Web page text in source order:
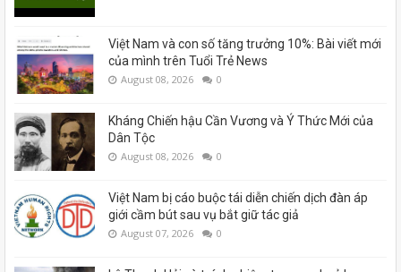
Việt Nam và con số tăng trưởng 10%: Bài viết mới
của mình trên Tuổi Trẻ News
August 08, 2026 0
Kháng Chiến hậu Cần Vương và Ý Thức Mới của
Dân Tộc
August 08, 2026 0
Việt Nam bị cáo buộc tái diễn chiến dịch đàn áp
giới cầm bút sau vụ bắt giữ tác giả
August 07, 2026 0